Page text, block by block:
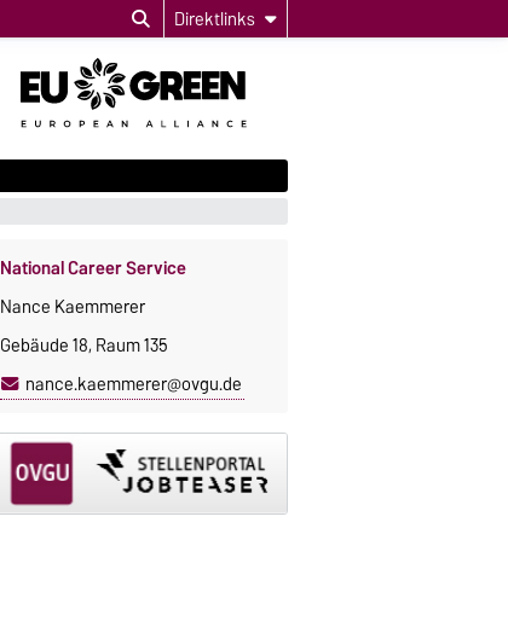
Direktlinks
National Career Service
Nance Kaemmerer
Gebäude 18, Raum 135
nance.kaemmerer@ovgu.de